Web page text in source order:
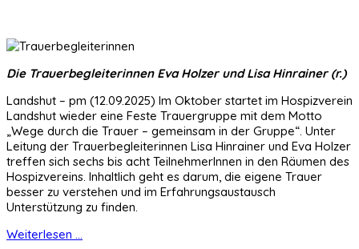
Die Trauerbegleiterinnen Eva Holzer und Lisa Hinrainer (r.)
Landshut – pm (12.09.2025) Im Oktober startet im Hospizverein
Landshut wieder eine Feste Trauergruppe mit dem Motto
„Wege durch die Trauer – gemeinsam in der Gruppe“. Unter
Leitung der Trauerbegleiterinnen Lisa Hinrainer und Eva Holzer
treffen sich sechs bis acht TeilnehmerInnen in den Räumen des
Hospizvereins. Inhaltlich geht es darum, die eigene Trauer
besser zu verstehen und im Erfahrungsaustausch
Unterstützung zu finden.
Weiterlesen ...